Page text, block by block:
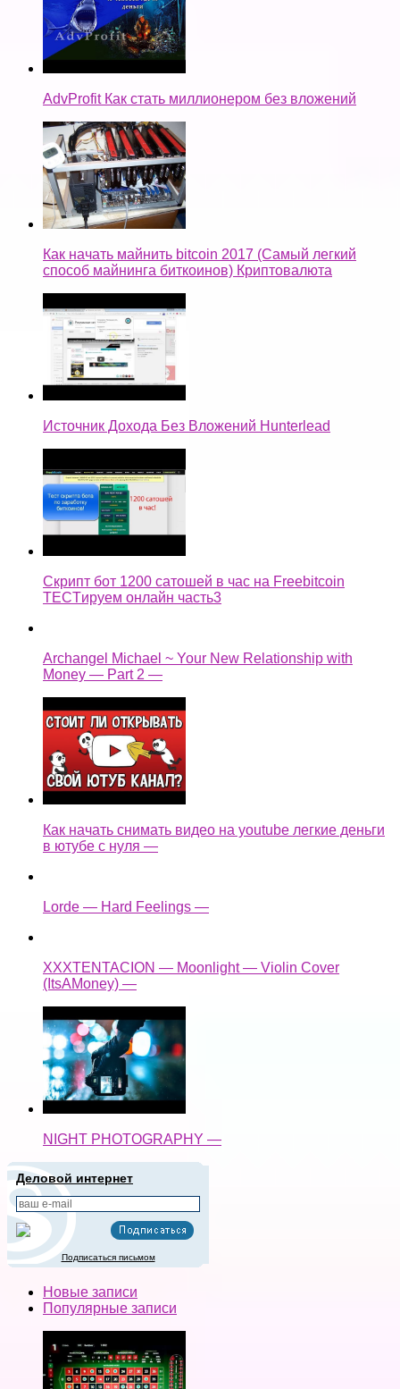
AdvProfit Как стать миллионером без вложений
Как начать майнить bitcoin 2017 (Самый легкий
способ майнинга биткоинов) Криптовалюта
Источник Дохода Без Вложений Hunterlead
Скрипт бот 1200 сатошей в час на Freebitcoin
TECTируем онлайн часть3
Archangel Michael ~ Your New Relationship with
Money — Part 2 —
Как начать снимать видео на youtube легкие деньги
в ютубе с нуля —
Lorde — Hard Feelings —
XXXTENTACION — Moonlight — Violin Cover
(ItsAMoney) —
NIGHT PHOTOGRAPHY —
Деловой интернет
Подписаться письмом
Новые записи
Популярные записи